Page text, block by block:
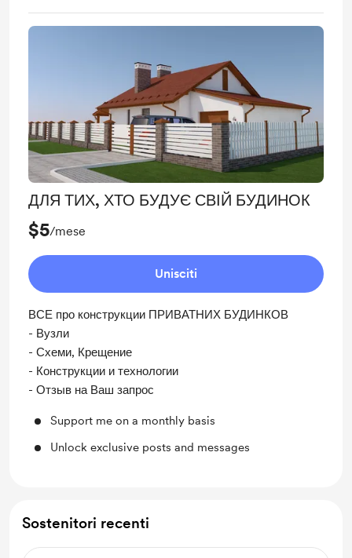
ДЛЯ ТИХ, ХТО БУДУЄ СВІЙ БУДИНОК
$5/mese
Unisciti
ВСЕ про конструкции ПРИВАТНИХ БУДИНКОВ
- Вузли
- Схеми, Крещение
- Конструкции и технологии
- Отзыв на Ваш запрос
Support me on a monthly basis
Unlock exclusive posts and messages
Sostenitori recenti